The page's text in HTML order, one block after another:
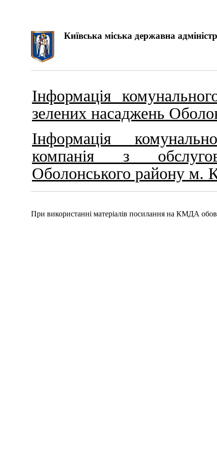
Київська міська державна
Інформація
зелених насаджень
Інформація
компанія з
Оболонського району м.
При використанні матеріалів посилання на КМДА